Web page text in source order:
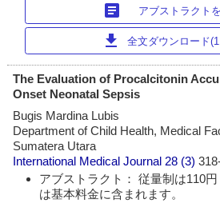
article アブストラクト
download 全文ダウンロード
The Evaluation of Procalcitonin
Onset Neonatal Sepsis
Bugis Mardina Lubis
Department of Child Health, Medical
Sumatera Utara
International Medical Journal 28 (3)
アブストラクト： 従量制は110
は基本料金に含まれます。